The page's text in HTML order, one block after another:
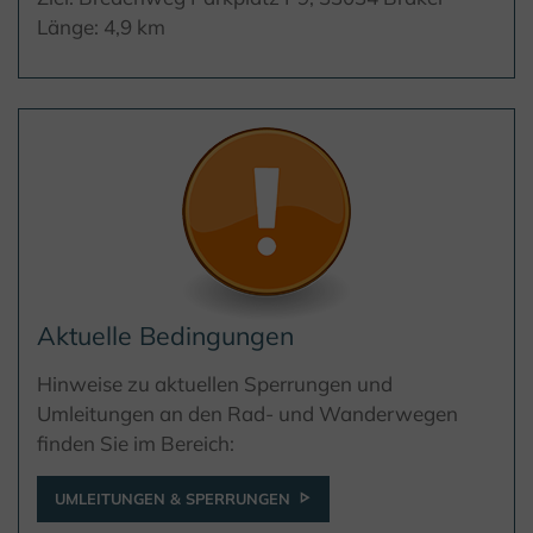
Länge: 4,9 km
Aktuelle Bedingungen
Hinweise zu aktuellen Sperrungen und
Umleitungen an den Rad- und Wanderwegen
finden Sie im Bereich:
UMLEITUNGEN & SPERRUNGEN